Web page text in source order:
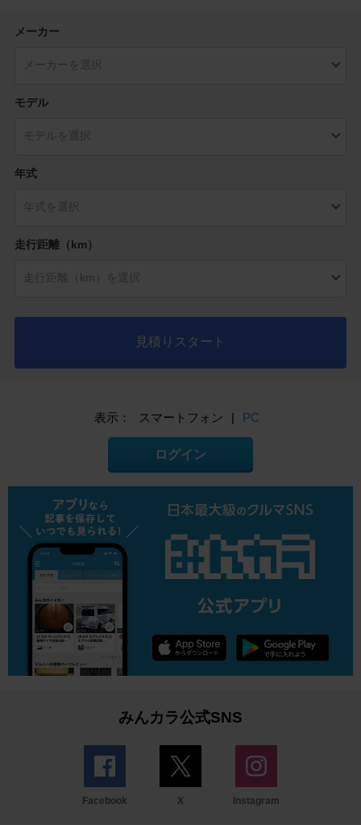
メーカー
モデル
年式
走行距離（km）
見積りスタート
表示： スマートフォン | PC
ログイン
みんカラ公式SNS
Facebook X Instagram